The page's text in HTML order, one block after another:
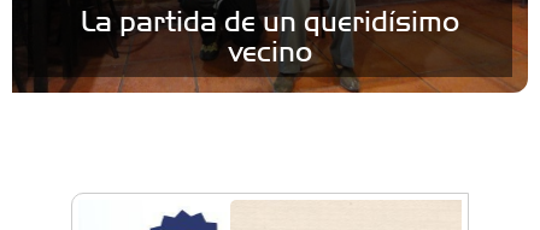
La partida de un queridísimo
vecino